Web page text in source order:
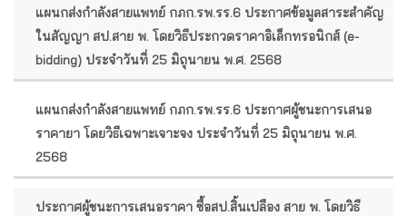
แผนกส่งกำลังสายแพทย์ กภก.รพ.รร.6 ประกาศข้อมูลสาระสำคัญ
ในสัญญา สป.สาย พ. โดยวิธีประกวดราคาอิเล็กทรอนิกส์ (e-
bidding) ประจำวันที่ 25 มิถุนายน พ.ศ. 2568
แผนกส่งกำลังสายแพทย์ กภก.รพ.รร.6 ประกาศผู้ชนะการเสนอ
ราคายา โดยวิธีเฉพาะเจาะจง ประจำวันที่ 25 มิถุนายน พ.ศ.
2568
ประกาศผู้ชนะการเสนอราคา ซื้อสป.สิ้นเปลือง สาย พ. โดยวิธี